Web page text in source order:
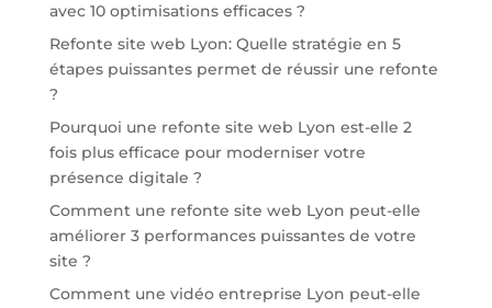
avec 10 optimisations efficaces ?
Refonte site web Lyon: Quelle stratégie en 5
étapes puissantes permet de réussir une refonte
?
Pourquoi une refonte site web Lyon est-elle 2
fois plus efficace pour moderniser votre
présence digitale ?
Comment une refonte site web Lyon peut-elle
améliorer 3 performances puissantes de votre
site ?
Comment une vidéo entreprise Lyon peut-elle